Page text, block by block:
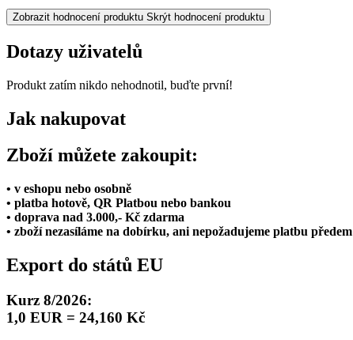
Zobrazit hodnocení produktu Skrýt hodnocení produktu
Dotazy uživatelů
Produkt zatím nikdo nehodnotil, buďte první!
Jak nakupovat
Zboží můžete zakoupit:
• v eshopu nebo osobně
• platba hotově, QR Platbou nebo bankou
• doprava nad 3.000,- Kč zdarma
• zboží nezasíláme na dobírku, ani nepožadujeme platbu předem
Export do států EU
Kurz 8/2026:
1,0 EUR = 24,160 Kč